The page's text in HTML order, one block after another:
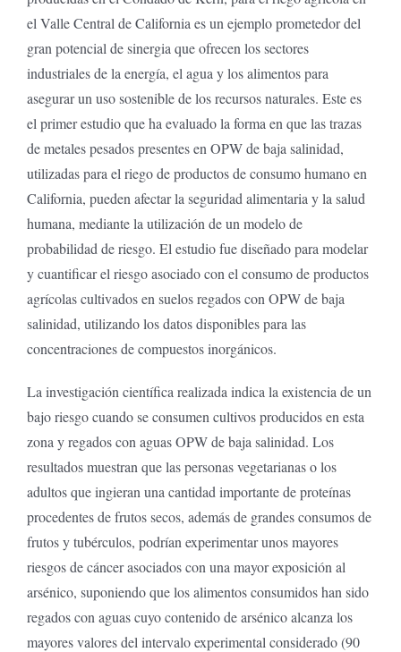
el Valle Central de California es un ejemplo prometedor del
gran potencial de sinergia que ofrecen los sectores
industriales de la energía, el agua y los alimentos para
asegurar un uso sostenible de los recursos naturales. Este es
el primer estudio que ha evaluado la forma en que las trazas
de metales pesados presentes en OPW de baja salinidad,
utilizadas para el riego de productos de consumo humano en
California, pueden afectar la seguridad alimentaria y la salud
humana, mediante la utilización de un modelo de
probabilidad de riesgo. El estudio fue diseñado para modelar
y cuantificar el riesgo asociado con el consumo de productos
agrícolas cultivados en suelos regados con OPW de baja
salinidad, utilizando los datos disponibles para las
concentraciones de compuestos inorgánicos.
La investigación científica realizada indica la existencia de un
bajo riesgo cuando se consumen cultivos producidos en esta
zona y regados con aguas OPW de baja salinidad. Los
resultados muestran que las personas vegetarianas o los
adultos que ingieran una cantidad importante de proteínas
procedentes de frutos secos, además de grandes consumos de
frutos y tubérculos, podrían experimentar unos mayores
riesgos de cáncer asociados con una mayor exposición al
arsénico, suponiendo que los alimentos consumidos han sido
regados con aguas cuyo contenido de arsénico alcanza los
mayores valores del intervalo experimental considerado (90